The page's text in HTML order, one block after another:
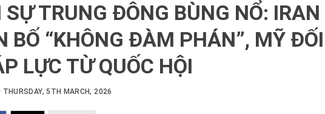
SỰ TRUNG ĐÔNG BÙNG NỔ: IRAN
BỐ “KHÔNG ĐÀM PHÁN”, MỸ ĐỐI
LỰC TỪ QUỐC HỘI
THURSDAY, 5TH MARCH, 2026